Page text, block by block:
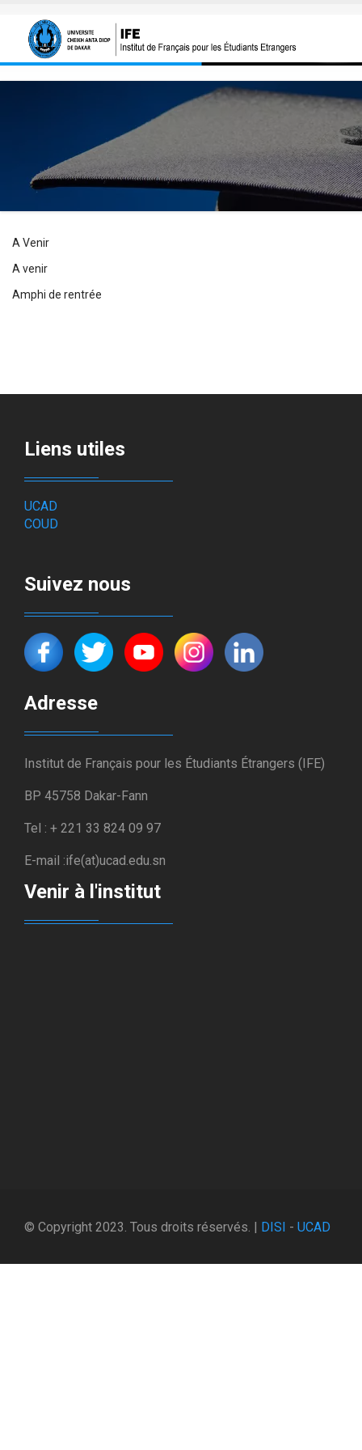
A Venir
A venir
Amphi de rentrée
Liens utiles
UCAD
COUD
Suivez nous
Adresse
Institut de Français pour les Étudiants Étrangers (IFE)
BP 45758 Dakar-Fann
Tel : + 221 33 824 09 97
E-mail :ife(at)ucad.edu.sn
Venir à l'institut
© Copyright 2023. Tous droits réservés. | DISI - UCAD